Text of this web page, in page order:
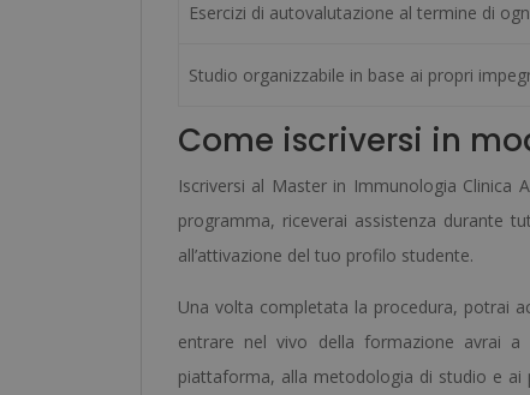
Esercizi di autovalutazione al termine di
Studio organizzabile in base ai propri
Come iscriversi in
Iscriversi al Master in Immunologia Clinica
programma, riceverai assistenza durante
all’attivazione del tuo profilo studente.
Una volta completata la procedura, potrai
entrare nel vivo della formazione avrai
piattaforma, alla metodologia di studio e ai